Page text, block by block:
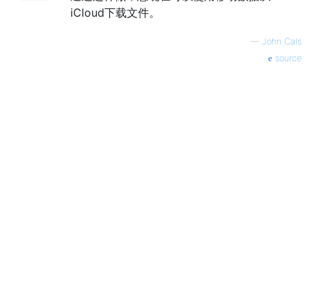
iCloud下载文件。
— John Cals
source